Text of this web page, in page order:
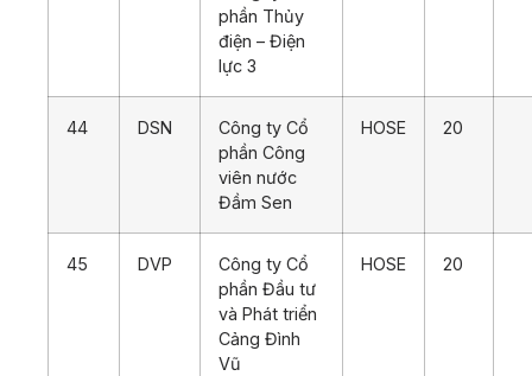
phần Thủy
điện – Điện
lực 3
44 DSN
Công ty Cổ
phần Công
viên nước
Đầm Sen
HOSE 20
45 DVP
Công ty Cổ
phần Đầu tư
và Phát triển
Cảng Đình
Vũ
HOSE 20